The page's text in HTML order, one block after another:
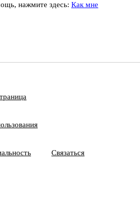
нажмите здесь: Как мне
Связаться